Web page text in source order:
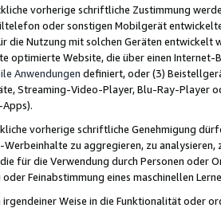
vorherige schriftliche Zustimmung
oder sonstigen Mobilgerät
die Nutzung mit solchen Geräten
optimierte Website, die über einen
Anwendungen definiert, oder (3)
Streaming-Video-Player, Blu-Ray-Player
vorherige schriftliche Genehmigung
zu aggregieren, zu
für die Verwendung durch Personen
Feinabstimmung eines maschinellen
Weise in die Funktionalität oder